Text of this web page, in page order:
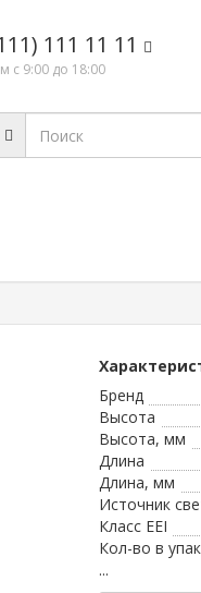
111 11 11
с 9:00 до 18:00
Бренд
Высота
Высота, мм
Длина
Длина, мм
Источник
Класс EEI
Кол-во в
...